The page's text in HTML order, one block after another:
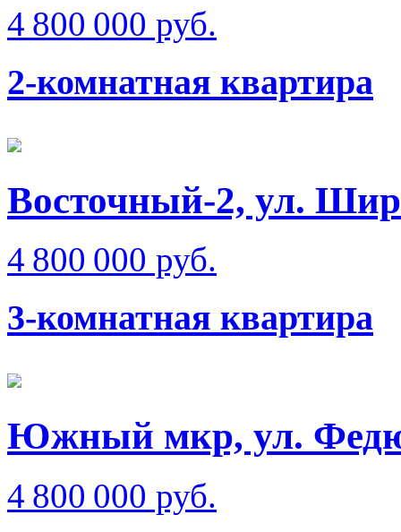
4 800 000 руб.
2-комнатная квартира
Восточный-2, ул.
4 800 000 руб.
3-комнатная квартира
Южный мкр, ул.
4 800 000 руб.